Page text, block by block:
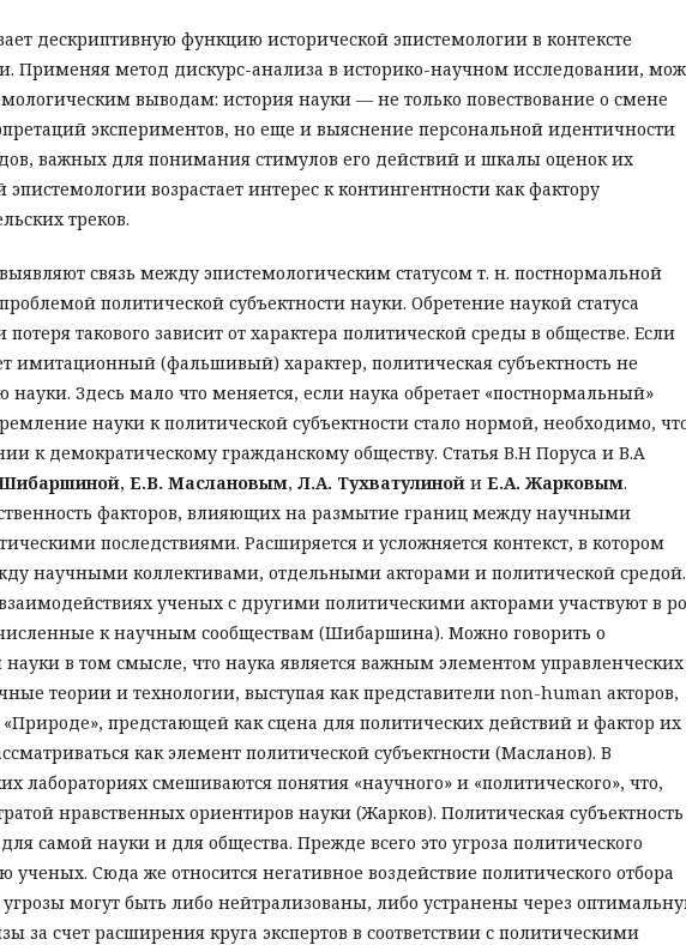
дескриптивную функцию исторической эпистемологии в контексте
Применяя метод дискурс-анализа в историко-научном исследовании,
выводам: история науки — не только повествование о смене
экспериментов, но еще и выяснение персональной идентичности
важных для понимания стимулов его действий и шкалы оценок их
эпистемологии возрастает интерес к контингентности как фактору
треков.
выявляют связь между эпистемологическим статусом т. н. постнормальной
политической субъектности науки. Обретение наукой статуса
потеря такового зависит от характера политической среды в обществе. Если
имитационный (фальшивый) характер, политическая субъектность не
науки. Здесь мало что меняется, если наука обретает «постнормальный»
науки к политической субъектности стало нормой, необходимо,
к демократическому гражданскому обществу. Статья В.Н Поруса и В.А
, Е.В. Маслановым, Л.А. Тухватулиной и Е.А. Жарковым.
факторов, влияющих на размытие границ между научными
последствиями. Расширяется и усложняется контекст, в котором
научными коллективами, отдельными акторами и политической
ученых с другими политическими акторами участвуют в
к научным сообществам (Шибаршина). Можно говорить о
науки в том смысле, что наука является важным элементом
теории и технологии, выступая как представители non-human акторов,
предстающей как сцена для политических действий и фактор их
как элемент политической субъектности (Масланов). В
лабораториях смешиваются понятия «научного» и «политического», что,
нравственных ориентиров науки (Жарков). Политическая субъектность
самой науки и для общества. Прежде всего это угроза политического
ученых. Сюда же относится негативное воздействие политического отбора
могут быть либо нейтрализованы, либо устранены через
за счет расширения круга экспертов в соответствии с политическими